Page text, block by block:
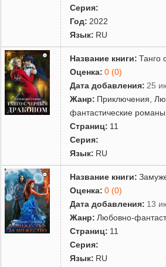
Серия:
Год: 2022
Язык: RU
Название книги: Танго
Оценка: 0 (0)
Дата добавления: 25
Жанр: Приключения
фантастические романы
Страниц: 11
Серия:
Язык: RU
Название книги:
Оценка: 0 (0)
Дата добавления: 13
Жанр: Любовно-
Страниц: 11
Серия:
Язык: RU